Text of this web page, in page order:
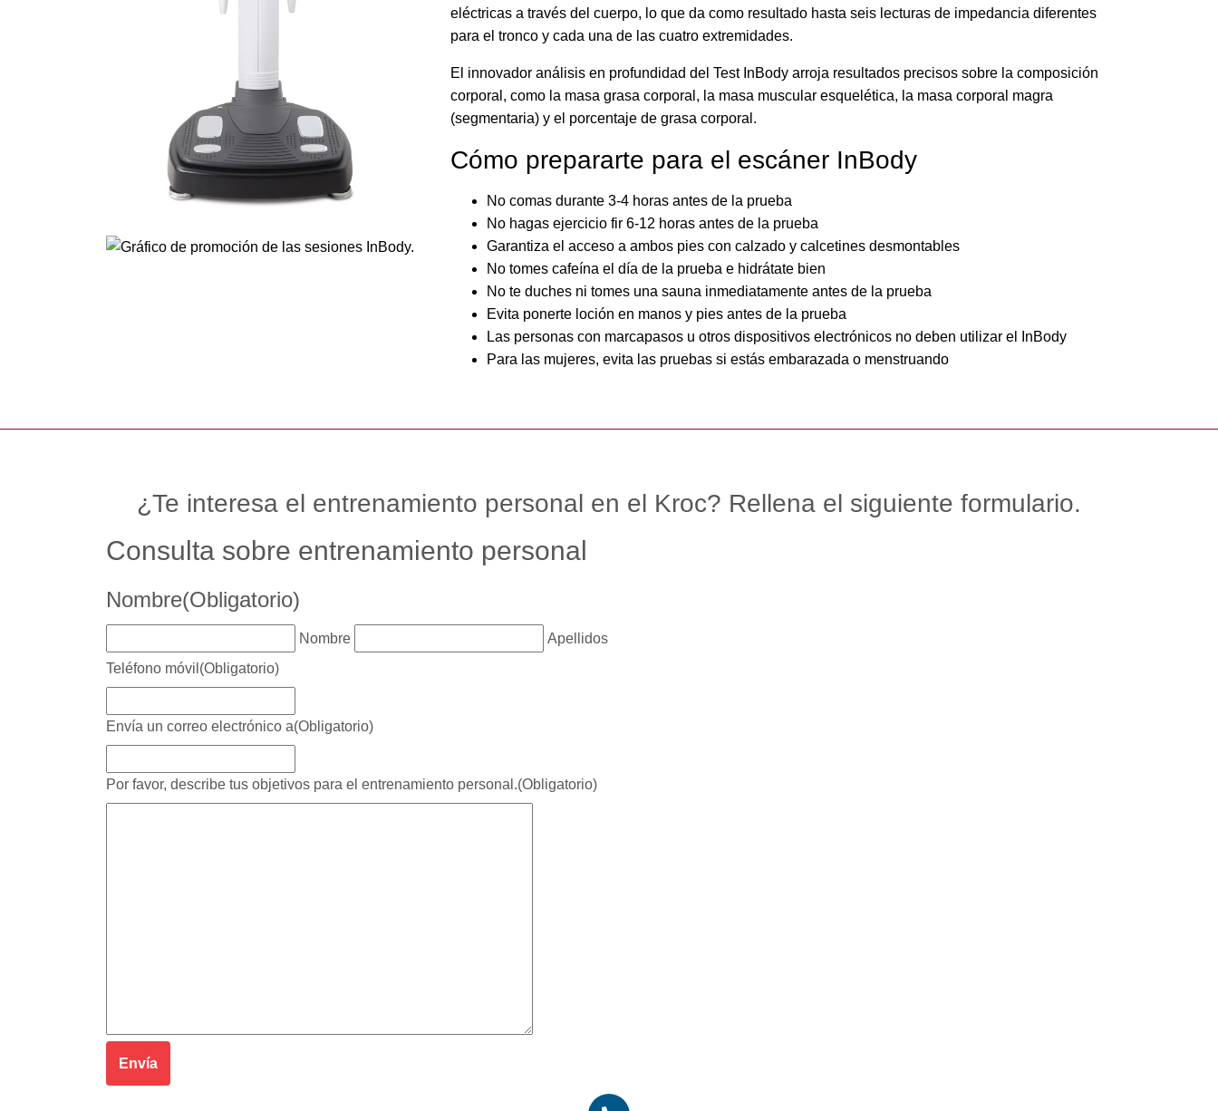
eléctricas a través del cuerpo, lo que da como resultado hasta seis lecturas de impedancia diferentes
para el tronco y cada una de las cuatro extremidades.
El innovador análisis en profundidad del Test InBody arroja resultados precisos sobre la composición
corporal, como la masa grasa corporal, la masa muscular esquelética, la masa corporal magra
(segmentaria) y el porcentaje de grasa corporal.
Cómo prepararte para el escáner InBody
No comas durante 3-4 horas antes de la prueba
No hagas ejercicio fir 6-12 horas antes de la prueba
Garantiza el acceso a ambos pies con calzado y calcetines desmontables
No tomes cafeína el día de la prueba e hidrátate bien
No te duches ni tomes una sauna inmediatamente antes de la prueba
Evita ponerte loción en manos y pies antes de la prueba
Las personas con marcapasos u otros dispositivos electrónicos no deben utilizar el InBody
Para las mujeres, evita las pruebas si estás embarazada o menstruando
¿Te interesa el entrenamiento personal en el Kroc? Rellena el siguiente formulario.
Consulta sobre entrenamiento personal
Nombre(Obligatorio)
Nombre
Apellidos
Teléfono móvil (Obligatorio)
Envía un correo electrónico a(Obligatorio)
Por favor, describe tus objetivos para el entrenamiento personal.(Obligatorio)